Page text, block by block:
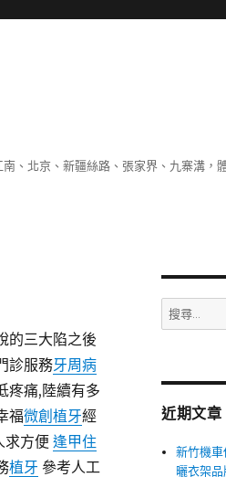
、北京、新疆絲路、張家界、九寨溝，
的三大陷之後
診服務牙周病
疼痛,陸續有多
福微創植牙經
求方便 逢甲住
植牙 參考人工
搜
尋
字:
近期文章
新竹機
曬衣架品